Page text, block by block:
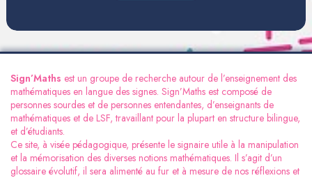
Sign’Maths est un groupe de recherche autour de l’enseignement des
mathématiques en langue des signes. Sign’Maths est composé de
personnes sourdes et de personnes entendantes, d’enseignants de
mathématiques et de LSF, travaillant pour la plupart en structure bilingue,
et d’étudiants.
Ce site, à visée pédagogique, présente le signaire utile à la manipulation
et la mémorisation des diverses notions mathématiques. Il s’agit d’un
glossaire évolutif, il sera alimenté au fur et à mesure de nos réflexions et